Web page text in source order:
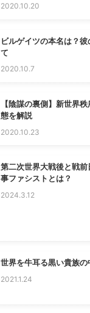
2020.10.20
ビルゲイツの本名は？
て
2020.10.7
【陰謀の裏側】新世界
態を解説
2020.10.23
第二次世界大戦後と戦
事ファシストとは？
2024.3.12
世界を牛耳る黒い貴族の
2021.1.24